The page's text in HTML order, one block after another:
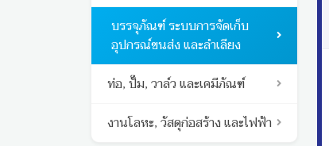
บรรจุภัณฑ์ ระบบการจัดเก็บ
อุปกรณ์ขนส่ง และลำเลียง
ท่อ, ปั๊ม, วาล์ว และเคมีภัณฑ์
งานโลหะ, วัสดุก่อสร้าง และไฟฟ้า